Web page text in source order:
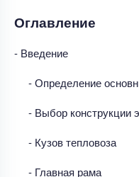
Оглавление
- Введение
- Определение
- Выбор конструкции
- Кузов тепловоза
- Главная рама